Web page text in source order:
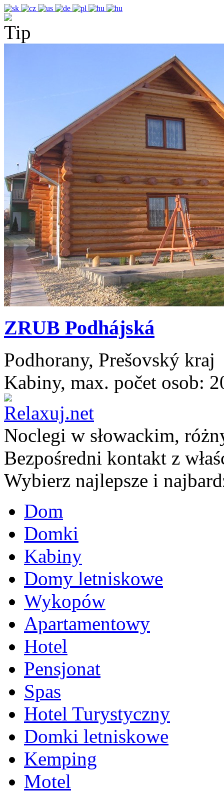
ZRUB Podhájská
Podhorany, Prešovský kraj
Kabiny, max. počet osob:
Noclegi w słowackim,
Bezpośredni kontakt z
Wybierz najlepsze i
Dom
Domki
Kabiny
Domy letniskowe
Wykopów
Apartamentowy
Hotel
Pensjonat
Spas
Hotel Turystyczny
Domki letniskowe
Kemping
Motel